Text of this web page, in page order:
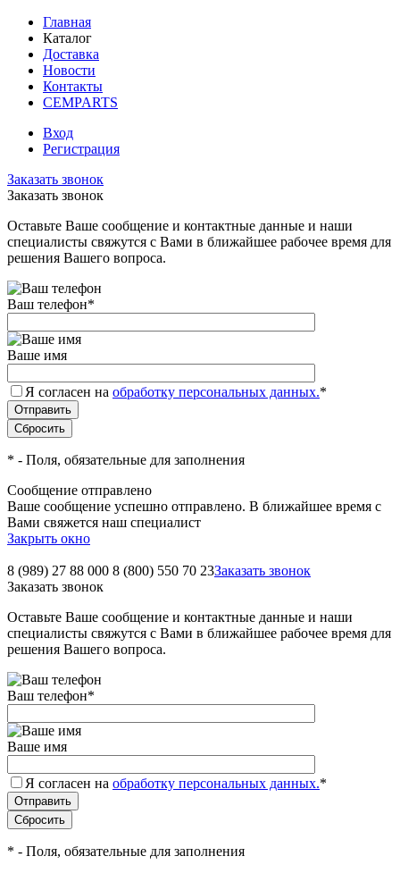
Главная
Каталог
Доставка
Новости
Контакты
CEMPARTS
Вход
Регистрация
Заказать звонок
Заказать звонок
Оставьте Ваше сообщение и контактные данные и наши
специалисты свяжутся с Вами в ближайшее рабочее время для
решения Вашего вопроса.
Ваш телефон*
Ваше имя
Я согласен на обработку персональных данных.*
* - Поля, обязательные для заполнения
Сообщение отправлено
Ваше сообщение успешно отправлено. В ближайшее время с
Вами свяжется наш специалист
Закрыть окно
8 (989) 27 88 000 8 (800) 550 70 23Заказать звонок
Заказать звонок
Оставьте Ваше сообщение и контактные данные и наши
специалисты свяжутся с Вами в ближайшее рабочее время для
решения Вашего вопроса.
Ваш телефон*
Ваше имя
Я согласен на обработку персональных данных.*
* - Поля, обязательные для заполнения